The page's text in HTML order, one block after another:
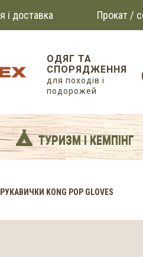
і доставка Прокат /
ОДЯГ ТА
СПОРЯДЖЕННЯ
для походів і
подорожей
ТУРИЗМ І КЕМПІНГ
РУКАВИЧКИ KONG POP GLOVES